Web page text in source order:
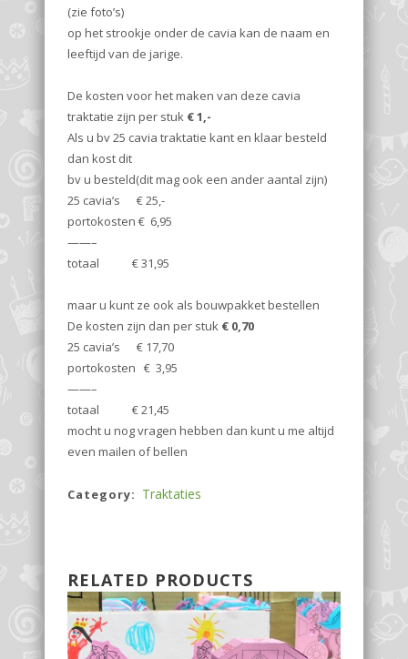
(zie foto’s)
op het strookje onder de cavia kan de naam en
leeftijd van de jarige.
De kosten voor het maken van deze cavia
traktatie zijn per stuk € 1,-
Als u bv 25 cavia traktatie kant en klaar besteld
dan kost dit
bv u besteld(dit mag ook een ander aantal zijn)
25 cavia’s € 25,-
portokosten € 6,95
——–
totaal € 31,95
maar u kunt ze ook als bouwpakket bestellen
De kosten zijn dan per stuk € 0,70
25 cavia’s € 17,70
portokosten € 3,95
——–
totaal € 21,45
mocht u nog vragen hebben dan kunt u me altijd
even mailen of bellen
Category: Traktaties
RELATED PRODUCTS